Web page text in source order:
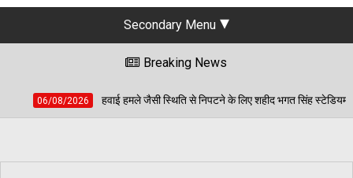
Secondary Menu
Breaking News
जैसी स्थिति से निपटने के लिए शहीद भगत सिंह स्टेडियम में हुई मॉक एक्सरसाइज, आठ घायलों